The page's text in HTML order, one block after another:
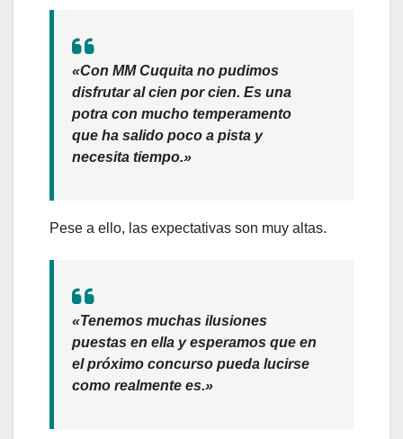
«Con MM Cuquita no pudimos
disfrutar al cien por cien. Es una
potra con mucho temperamento
que ha salido poco a pista y
necesita tiempo.»
Pese a ello, las expectativas son muy altas.
«Tenemos muchas ilusiones
puestas en ella y esperamos que en
el próximo concurso pueda lucirse
como realmente es.»